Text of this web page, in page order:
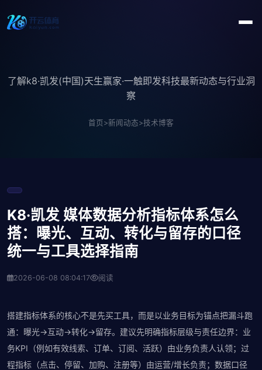
了解k8·凯发(中国)天生赢家·一触即发科技最新动态与行业洞
察
首页>新闻动态>技术博客
K8·凯发 媒体数据分析指标体系怎么
搭：曝光、互动、转化与留存的口径
统一与工具选择指南
2026-06-08 08:04:17 阅读
搭建指标体系的核心不是先买工具，而是以业务目标为锚点把漏斗跑
通：曝光→互动→转化→留存。建议先明确指标层级与责任边界：业
务KPI（例如有效线索、订单、订阅、活跃）由业务负责人认领；过
程指标（点击、停留、加购、注册等）由运营/增长负责；数据口径